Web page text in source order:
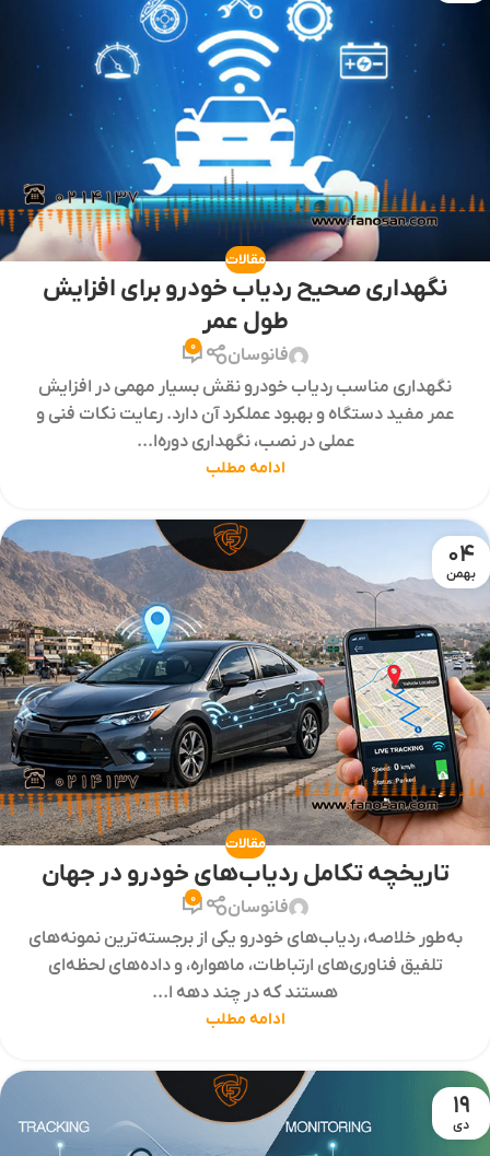
مقالات
نگهداری صحیح ردیاب خودرو برای افزایش
طول عمر
فانوسان 0
نگهداری مناسب ردیاب خودرو نقش بسیار مهمی در افزایش
عمر مفید دستگاه و بهبود عملکرد آن دارد. رعایت نکات فنی و
عملی در نصب، نگهداری دوره‌ا...
ادامه مطلب
04
بهمن
مقالات
تاریخچه تکامل ردیاب‌های خودرو در جهان
فانوسان 0
به‌طور خلاصه، ردیاب‌های خودرو یکی از برجسته‌ترین نمونه‌های
تلفیق فناوری‌های ارتباطات، ماهواره، و داده‌های لحظه‌ای
هستند که در چند دهه ا...
ادامه مطلب
19
دی